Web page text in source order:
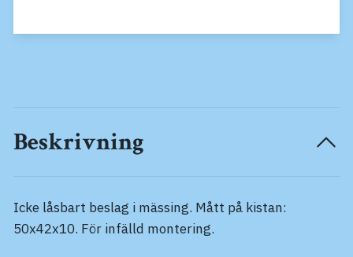
Beskrivning
Icke låsbart beslag i mässing. Mått på kistan:
50x42x10. För infälld montering.